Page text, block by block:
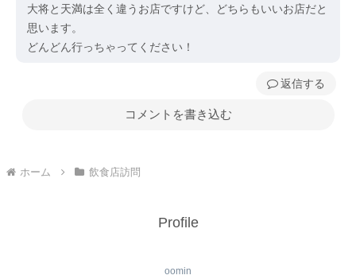
大将と天満は全く違うお店ですけど、どちらもいいお店だと
思います。
どんどん行っちゃってください！
返信
コメントを書き込む
ホーム 飲食店訪問
Profile
oomin